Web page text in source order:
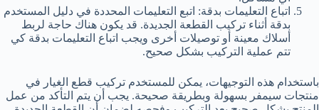
اتباع التعليمات بدقة: اتبع التعليمات المحددة في دليل المستخدم
بدقة أثناء تركيب القطعة الجديدة. قد يكون هناك حاجة لربط
أسلاك معينة أو توصيلات أخرى ويجب اتباع التعليمات بدقة كي
تتم عملية التركيب بشكل صحيح.
باستخدام هذه التوجيهات، يمكن للمستخدم تركيب قطع الغيار في
منتجات سيمفر بسهولة وبطريقة صحيحة. يجب أن يتم التأكد من عمل